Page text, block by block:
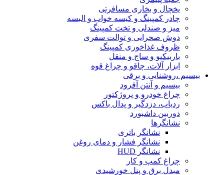
یخچال و بخاری مسافرتی
چادر کمپینگ و کیسه خواب و البسه
میز و صندلی و تخت کمپینگ
دوش صحرایی و توالت سفری
ظروف غذاخوری کمپینگ
باربیکیو و ساج و منقل
ابزار آلات، چاقو و چراغ قوه
بیسیم ،روشنایی و برقی
بیسیم و آنتن آفرود
چراغ خودرو و پروژکتور
ردیاب، دزدگیر و پدال باکس
دوربین داشبورد
نشانگرها
نشانگر باتری
نشانگر فشار و دمای روغن
نشانگر HUD
چراغ کمپ و کار
مبدل برق و پنل خورشیدی